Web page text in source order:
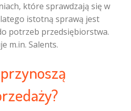
które sprawdzają się w
istotną sprawą jest
potrzeb przedsiębiorstwa.
m.in. Salents.